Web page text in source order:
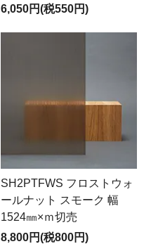
6,050円(税550円)
SH2PTFWS フロストウォ
ールナット スモーク 幅
1524㎜×ｍ切売
8,800円(税800円)